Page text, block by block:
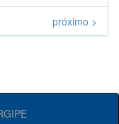
próximo >